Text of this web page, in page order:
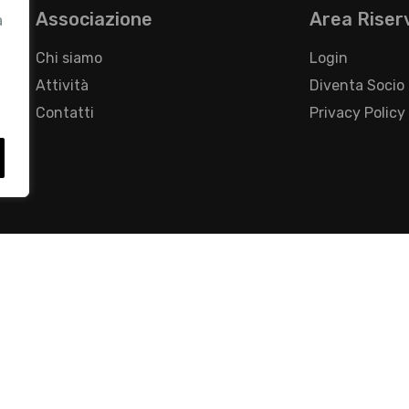
Associazione
Chi siamo
Attività
Contatti
Area
Login
Diventa Socio
Privacy Policy